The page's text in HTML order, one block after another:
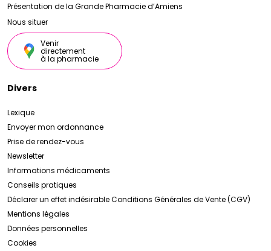
Présentation de la Grande Pharmacie d’Amiens
Nous situer
Venir
directement
à la pharmacie
Divers
Lexique
Envoyer mon ordonnance
Prise de rendez-vous
Newsletter
Informations médicaments
Conseils pratiques
Déclarer un effet indésirableConditions Générales de Vente (CGV)
Mentions légales
Données personnelles
Cookies